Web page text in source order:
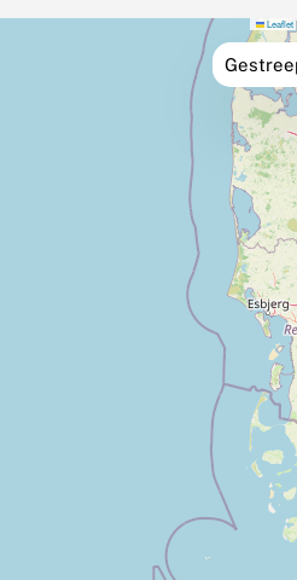
Leaflet|